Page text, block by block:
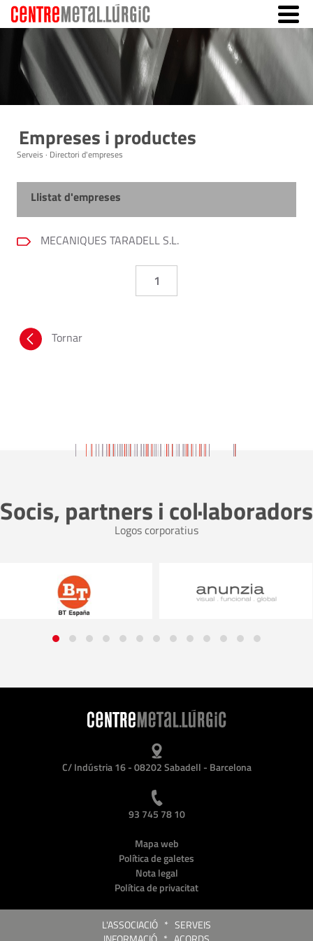
Empreses i productes
Serveis · Directori d'empreses
Llistat d'empreses
MECANIQUES TARADELL S.L.
1
Tornar
Socis, partners i col·laboradors
Logos corporatius
C/ Indústria 16 - 08202 Sabadell - Barcelona
93 745 78 10
Mapa web
Política de galetes
Nota legal
Política de privacitat
L'ASSOCIACIÓ * SERVEIS